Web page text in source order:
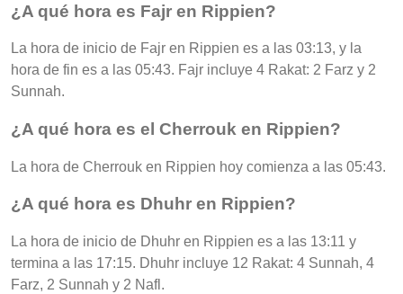
¿A qué hora es Fajr en Rippien?
La hora de inicio de Fajr en Rippien es a las 03:13, y la
hora de fin es a las 05:43. Fajr incluye 4 Rakat: 2 Farz y 2
Sunnah.
¿A qué hora es el Cherrouk en Rippien?
La hora de Cherrouk en Rippien hoy comienza a las 05:43.
¿A qué hora es Dhuhr en Rippien?
La hora de inicio de Dhuhr en Rippien es a las 13:11 y
termina a las 17:15. Dhuhr incluye 12 Rakat: 4 Sunnah, 4
Farz, 2 Sunnah y 2 Nafl.